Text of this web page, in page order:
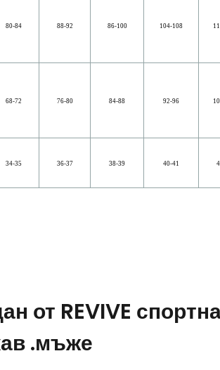
80-84 88-92 86-100 104-108
68-72 76-80 84-88 92-96
34-35 36-37 38-39 40-41
от REVIVE
.мъже